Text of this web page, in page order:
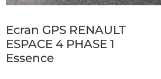
Ecran GPS RENAULT
ESPACE 4 PHASE 1
Essence